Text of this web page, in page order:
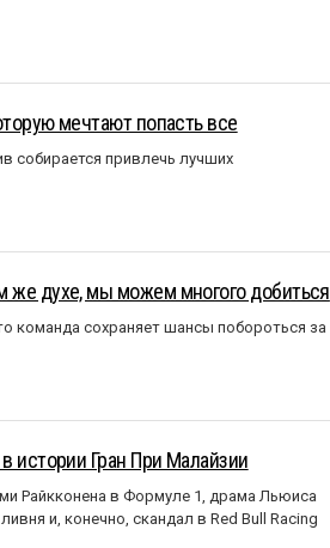
мечтают попасть все
собирается привлечь лучших
же духе, мы можем многого добиться
команда сохраняет шансы побороться за
истории Гран При Малайзии
Райкконена в Формуле 1, драма Льюиса
и, конечно, скандал в Red Bull Racing